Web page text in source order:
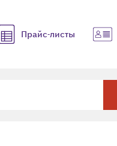
Прайс-листы